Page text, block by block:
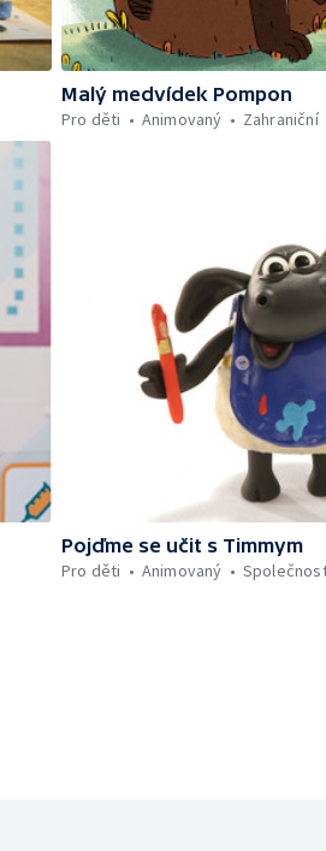
Malý medvídek Pompon
Pro děti
Animovaný Zahraniční
Pojďme se učit s Timmym
Pro děti
Animovaný